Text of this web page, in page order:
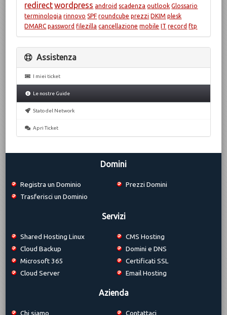
redirectwordpress android scadenza outlook Glossario
terminologia rinnovo SPF roundcube prezzi DKIM plesk
DMARC password filezilla cancellazione mobile IT record ftp
Assistenza
I miei ticket
Le nostre Guide
Stato del Network
Apri Ticket
Domini
Registra un Dominio
Trasferisci un Dominio
Prezzi Domini
Servizi
Shared Hosting Linux
Cloud Backup
Microsoft 365
Cloud Server
CMS Hosting
Domini e DNS
Certificati SSL
Email Hosting
Azienda
Chi siamo
Contattaci